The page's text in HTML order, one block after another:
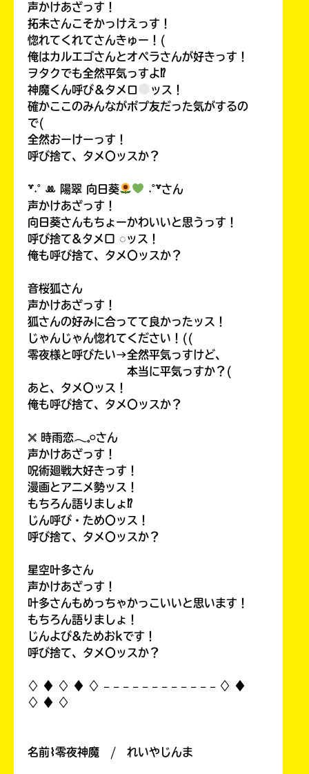
声かけあざっす！
拓未さんこそかっけえっす！
惚れてくれてさんきゅー！(
俺はカルエゴさんとオペラさんが好きっす！
ヲタクでも全然平気っすよ⁉
神魔くん呼び＆タメロ
ッス！
確かここのみんながポプ友だった気がするの
で(
全然おーけーっす！
呼び捨て、タメ〇ッスか？
꒷˖˚ ꔛ‬ 陽翠 向日葵
˖˚꒷さん
声かけあざっす！
向日葵さんもちょーかわいいと思うっす！
呼び捨て&タメ口 ◌ッス！
俺も呼び捨て、タメ〇ッスか？
音桜狐さん
声かけあざっす！
狐さんの好みに合ってて良かったッス！
じゃんじゃん惚れてください！((
零夜様と呼びたい→全然平気っすけど、
本当に平気っすか？(
あと、タメ〇ッス！
俺も呼び捨て、タメ〇ッスか？
𓏴 時雨恋𓂃𓈒𓏸さん
声かけあざっす！
呪術廻戦大好きっす！
漫画とアニメ勢ッス！
もちろん語りましょ⁉
じん呼び・ため〇ッス！
呼び捨て、タメ〇ッスか？
星空叶多さん
声かけあざっす！
叶多さんもめっちゃかっこいいと思います！
もちろん語りましょ！
じんよび&ためおkです！
呼び捨て、タメ〇ッスか？
♢ ♦︎ ♢ ♦︎ ♢ 𓐄 𓐄 𓐄 𓐄 𓐄 𓐄 𓐄 𓐄 𓐄 𓐄 𓐄 𓐄 ♢ ♦︎
♢ ♦︎ ♢
名前⌇零夜神魔 / れいやじんま